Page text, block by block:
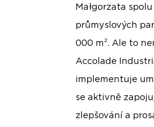
Małgorzata
průmyslových
000 m². Ale to
Accolade
implementuje
se aktivně
zlepšování a